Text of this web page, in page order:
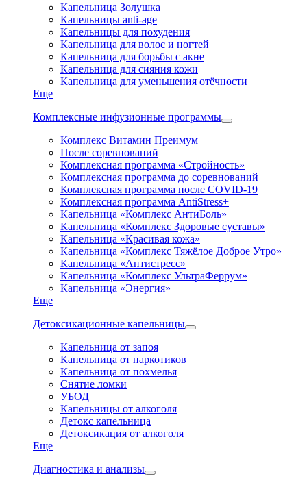
Капельница Золушка
Капельницы anti-age
Капельницы для похудения
Капельница для волос и ногтей
Капельница для борьбы с акне
Капельница для сияния кожи
Капельница для уменьшения отёчности
Еще
Комплексные инфузионные программы
Комплекс Витамин Преимум +
После соревнований
Комплексная программа «Стройность»
Комплексная программа до соревнований
Комплексная программа после COVID-19
Комплексная программа AntiStress+
Капельница «Комплекс АнтиБоль»
Капельница «Комплекс Здоровые суставы»
Капельница «Красивая кожа»
Капельница «Комплекс Тяжёлое Доброе Утро»
Капельница «Антистресс»
Капельница «Комплекс УльтраФеррум»
Капельница «Энергия»
Еще
Детоксикационные капельницы
Капельница от запоя
Капельница от наркотиков
Капельница от похмелья
Снятие ломки
УБОД
Капельницы от алкоголя
Детокс капельница
Детоксикация от алкоголя
Еще
Диагностика и анализы